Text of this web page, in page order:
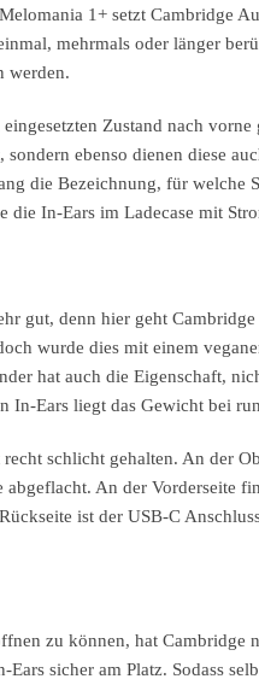
1+ setzt Cambridge
mehrmals oder länger
werden.
Zustand nach
ebenso dienen diese
die Bezeichnung, für
In-Ears im Ladecase mit
gut, denn hier geht
wurde dies mit einem
hat auch die Eigenschaft,
In-Ears liegt das Gewicht bei
schlicht gehalten. An der
abgeflacht. An der Vorderseite
ist der USB-C
zu können, hat Cambridge
sicher am Platz. Sodass